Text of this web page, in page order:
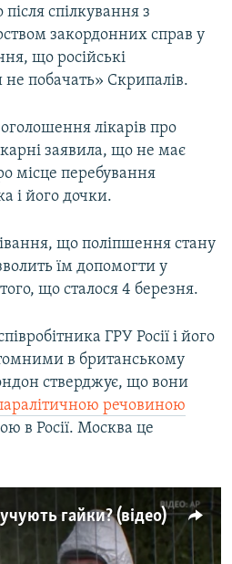
спілкування з
закордонних справ у
що російські
побачать» Скрипалів.
оголошення лікарів про
заявила, що не має
місце перебування
і його дочки.
що поліпшення стану
їм допомогти у
що сталося 4 березня.
ГРУ Росії і його
в британському
стверджує, що вони
речовиною
в Росії. Москва це
гайки? (відео)